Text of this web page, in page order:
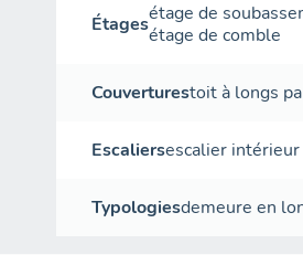
Étagesétage de
étage de comble
Couverturestoit à longs
Escaliersescalier intérieur
Typologiesdemeure en